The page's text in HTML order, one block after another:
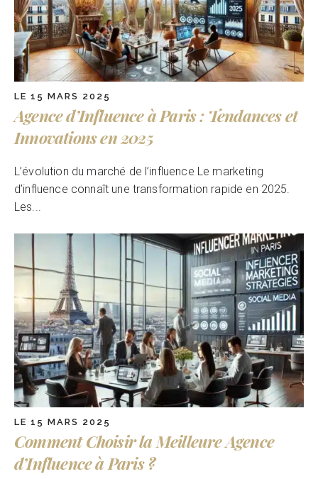
LE 15 MARS 2025
Agence d’Influence à Paris : Tendances et
Innovations en 2025
L’évolution du marché de l’influence Le marketing
d’influence connaît une transformation rapide en 2025.
Les...
LE 15 MARS 2025
Comment Choisir la Meilleure Agence
d’Influence à Paris ?